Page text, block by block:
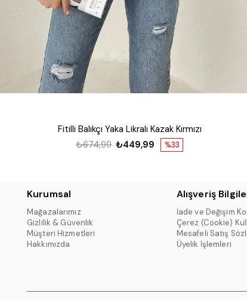
Fitilli Balıkçı Yaka Likralı Kazak Kırmızı
%33
₺449,99
₺674,99
Kurumsal
Mağazalarımız
Gizlilik & Güvenlik
Müşteri Hizmetleri
Hakkımızda
Alışveriş
İade ve Değişim
Çerez (Cookie)
Mesafeli Satış
Üyelik İşlemleri